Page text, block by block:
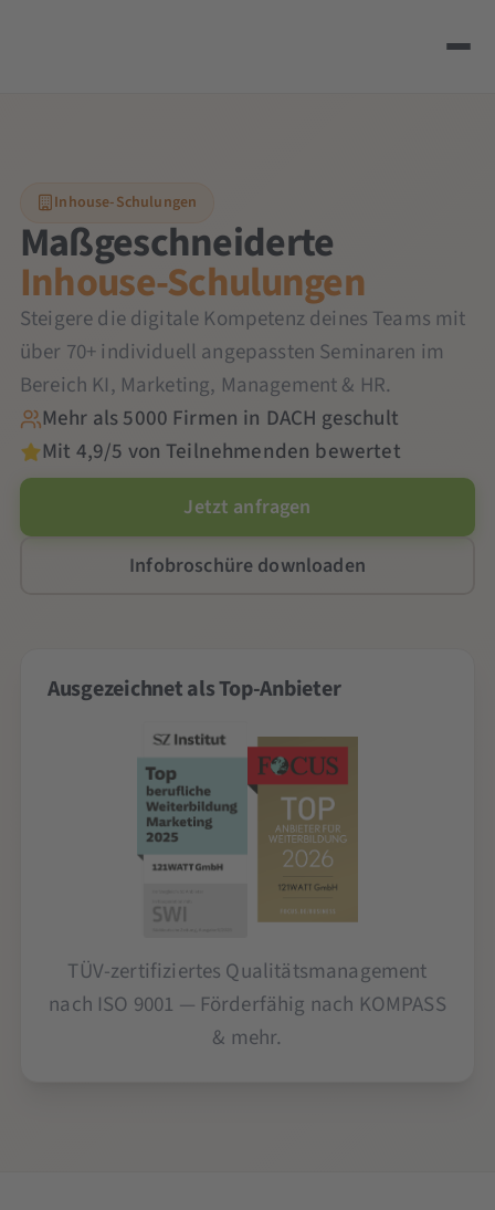
Inhouse-Schulungen
Maßgeschneiderte
Inhouse-Schulungen
Steigere die digitale Kompetenz deines Teams mit
über 70+ individuell angepassten Seminaren im
Bereich KI, Marketing, Management & HR.
Mehr als 5000 Firmen in DACH geschult
Mit 4,9/5 von Teilnehmenden bewertet
Jetzt anfragen
Infobroschüre downloaden
Ausgezeichnet als Top-Anbieter
TÜV-zertifiziertes Qualitätsmanagement
nach ISO 9001 — Förderfähig nach KOMPASS
& mehr.